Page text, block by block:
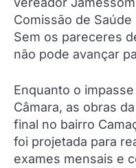
Comissão de
Sem os pareceres
não pode avançar
Enquanto o
Câmara, as obras
final no bairro
foi projetada para
exames mensais e